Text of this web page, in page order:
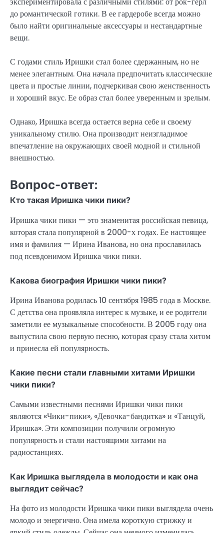
до романтической готики. В ее гардеробе всегда можно
было найти оригинальные аксессуары и нестандартные
вещи.
С годами стиль Иришки стал более сдержанным, но не
менее элегантным. Она начала предпочитать классические
цвета и простые линии, подчеркивая свою женственность
и хороший вкус. Ее образ стал более уверенным и зрелым.
Однако, Иришка всегда остается верна себе и своему
уникальному стилю. Она производит неизгладимое
впечатление на окружающих своей модной и стильной
внешностью.
Вопрос-ответ:
Кто такая Иришка чики пики?
Иришка чики пики — это знаменитая российская певица,
которая стала популярной в 2000-х годах. Ее настоящее
имя и фамилия — Ирина Иванова, но она прославилась
под псевдонимом Иришка чики пики.
Какова биография Иришки чики пики?
Ирина Иванова родилась 10 сентября 1985 года в Москве.
С детства она проявляла интерес к музыке, и ее родители
заметили ее музыкальные способности. В 2005 году она
выпустила свою первую песню, которая сразу стала хитом
и принесла ей популярность.
Какие песни стали главными хитами Иришки
чики пики?
Самыми известными песнями Иришки чики пики
являются «Чики-пики», «Девочка-бандитка» и «Танцуй,
Иришка». Эти композиции получили огромную
популярность и стали настоящими хитами на
радиостанциях.
Как Иришка выглядела в молодости и как она
выглядит сейчас?
На фото из молодости Иришка чики пики выглядела очень
молодо и энергично. Она имела короткую стрижку и